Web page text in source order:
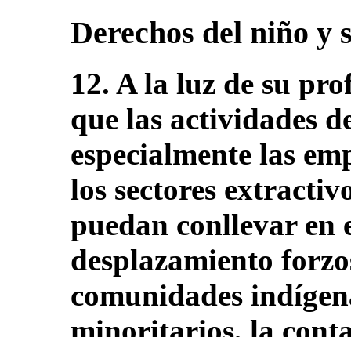
Derechos del niño y
12. A la luz de su
que las actividades
especialmente las
los sectores
puedan conllevar en
desplazamiento
comunidades
minoritarios, la